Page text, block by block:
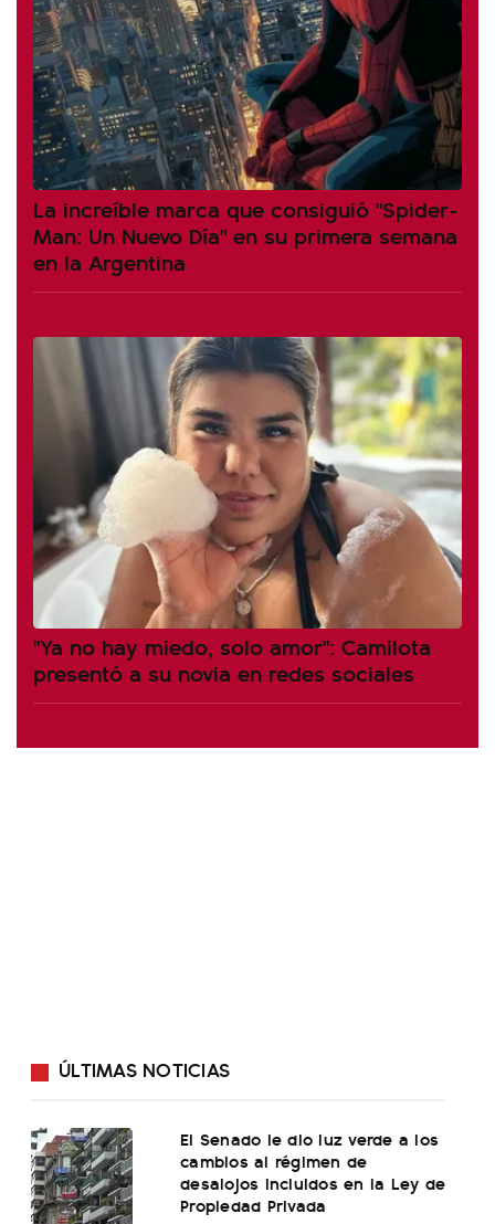
La increíble marca que consiguió "Spider-
Man: Un Nuevo Día" en su primera semana
en la Argentina
"Ya no hay miedo, solo amor": Camilota
presentó a su novia en redes sociales
ÚLTIMAS NOTICIAS
El Senado le dio luz verde a los
cambios al régimen de
desalojos incluidos en la Ley de
Propiedad Privada